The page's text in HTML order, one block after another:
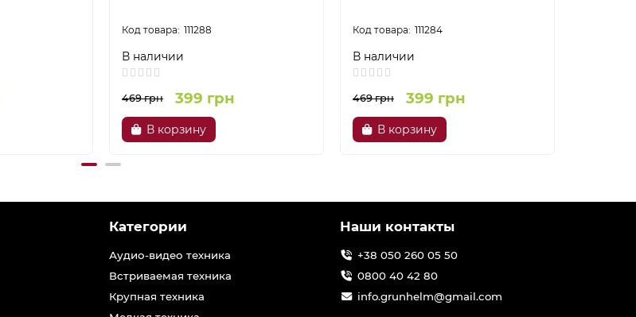
111288
В наличии
469 грн 399 грн
В корзину
111284
В наличии
469 грн 399 грн
В корзину
Категории
Аудио-видео техника
Встриваемая техника
Крупная техника
Наши контакты
+38 050 260 05 50
0800 40 42 80
info.grunhelm@gmail.com